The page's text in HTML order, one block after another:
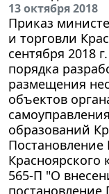
13 октября 2018
Приказ
и торговли
сентября 2018
порядка
размещения
объектов
образований
Постановление
Красноярского
565-П "О